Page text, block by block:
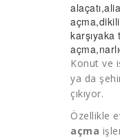
açma,dikili
karşıyaka
açma
Konut ve
ya da
çıkıyor.
Özellikle
açma